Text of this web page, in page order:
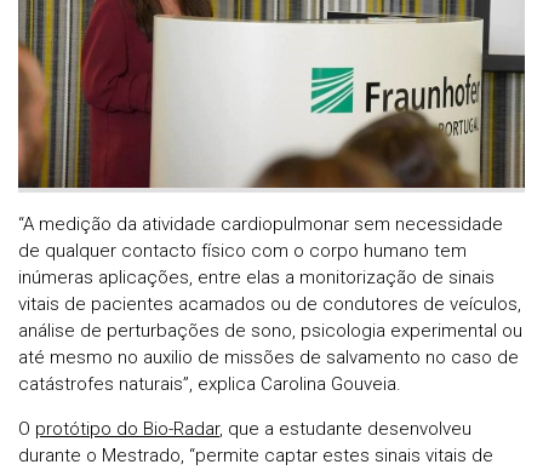
“A medição da atividade cardiopulmonar sem necessidade
de qualquer contacto físico com o corpo humano tem
inúmeras aplicações, entre elas a monitorização de sinais
vitais de pacientes acamados ou de condutores de veículos,
análise de perturbações de sono, psicologia experimental ou
até mesmo no auxilio de missões de salvamento no caso de
catástrofes naturais”, explica Carolina Gouveia.
O protótipo do Bio-Radar, que a estudante desenvolveu
durante o Mestrado, “permite captar estes sinais vitais de